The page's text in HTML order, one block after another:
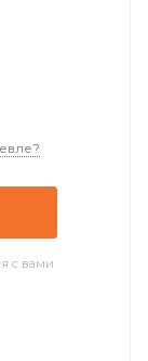
с вами